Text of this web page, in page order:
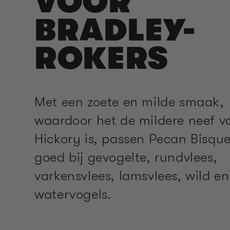
BRADLEY-
ROKERS
Met een zoete en milde smaak,
waardoor het de mildere neef
Hickory is, passen Pecan
goed bij gevogelte, rundvlees,
varkensvlees, lamsvlees, wild en
watervogels.